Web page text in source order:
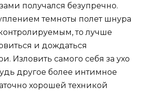
получался безупречно.
темноты полет шнура
то лучше
и дождаться
Изловить самого себя за ухо
другое более интимное
хорошей техникой